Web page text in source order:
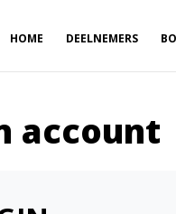
HOME DEELNEMERS
account